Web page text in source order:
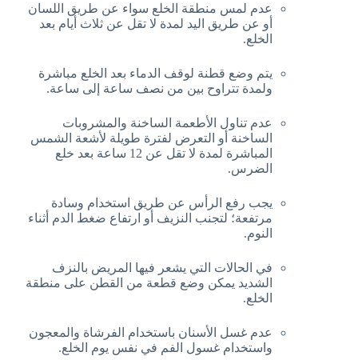
عدم لمس منطقة الخلع سواء عن طريق اللسان
أو عن طريق اليد لمدة لا تقل عن ثلاث أيام بعد
الخلع.
يتم وضع قطنة لوقف الدماء بعد الخلع مباشرة
ولمدة تتراوح بين من نصف ساعة إلى ساعة.
عدم تناول الأطعمة الساخنة والمشروبات
الساخنة أو التعرض لفترة طويلة لأشعة الشمس
المباشرة لمدة لا تقل عن 12 ساعة بعد خلع
الضرس.
يجب رفع الرأس عن طريق استخدام وسادة
مرتفعة؛ لتجنب النزيف أو ارتفاع ضغط الدم أثناء
النوم.
في الحالات التي يشعر فيها المريض بالنزف
الشديد يمكن وضع قطعة من القطن على منطقة
الخلع.
عدم غسل الأسنان باستخدام الفرشاة والمعجون
واستخدام غسول الفم في نفس يوم الخلع.